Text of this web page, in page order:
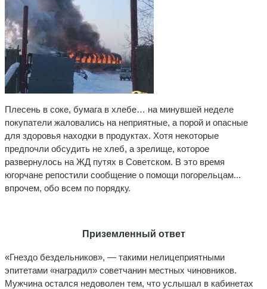
Плесень в соке, бумага в хлебе… на минувшей неделе
покупатели жаловались на неприятные, а порой и опасные
для здоровья находки в продуктах. Хотя некоторые
предпочли обсудить не хлеб, а зрелище, которое
развернулось на ЖД путях в Советском. В это время
югорчане репостили сообщение о помощи погорельцам...
впрочем, обо всем по порядку.
Приземленный ответ
«Гнездо бездельников», — такими нелицеприятными
эпитетами «наградил» советчанин местных чиновников.
Мужчина остался недоволен тем, что услышал в кабинетах